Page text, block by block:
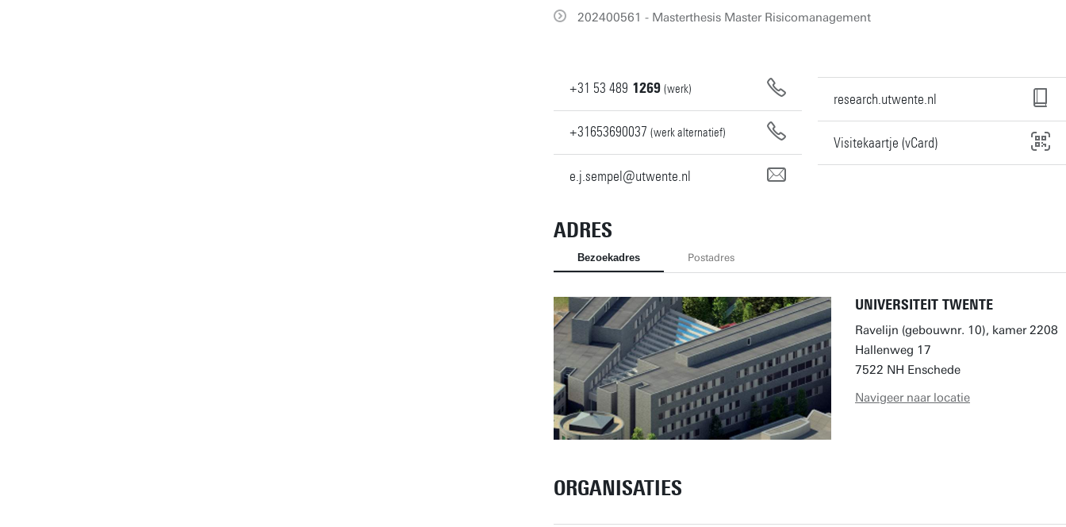
202400561 - Masterthesis Master Risicomanagement
+31 53 489 1269 (werk)
+31653690037 (werk alternatief)
e.j.sempel@utwente.nl
research.utwente.nl
Visitekaartje (vCard)
ADRES
Bezoekadres Postadres
UNIVERSITEIT TWENTE
Ravelijn (gebouwnr. 10), kamer 2208
Hallenweg 17
7522 NH Enschede
Navigeer naar locatie
ORGANISATIES